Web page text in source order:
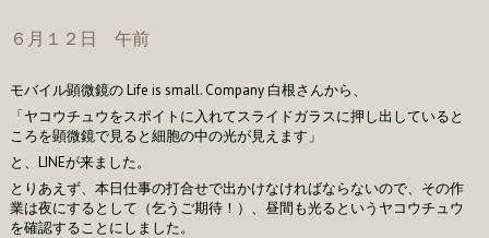
６月１２日 午前
モバイル顕微鏡の Life is small. Company 白根さんから、
「ヤコウチュウをスポイトに入れてスライドガラスに押し出していると
ころを顕微鏡で見ると細胞の中の光が見えます」
と、LINEが来ました。
とりあえず、本日仕事の打合せで出かけなければならないので、その作
業は夜にするとして（乞うご期待！）、昼間も光るというヤコウチュウ
を確認することにしました。